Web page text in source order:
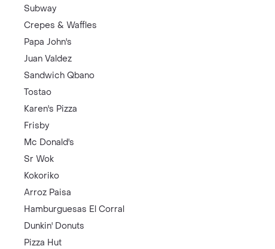
Subway
Crepes & Waffles
Papa John's
Juan Valdez
Sandwich Qbano
Tostao
Karen's Pizza
Frisby
Mc Donald's
Sr Wok
Kokoriko
Arroz Paisa
Hamburguesas El Corral
Dunkin' Donuts
Pizza Hut